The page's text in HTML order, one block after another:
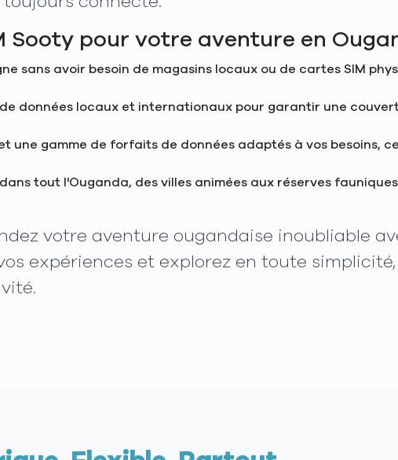
Sooty pour votre aventure en
sans avoir besoin de magasins locaux ou de cartes SIM
données locaux et internationaux pour garantir une
une gamme de forfaits de données adaptés à vos besoins,
tout l'Ouganda, des villes animées aux réserves
votre aventure ougandaise inoubliable
expériences et explorez en toute